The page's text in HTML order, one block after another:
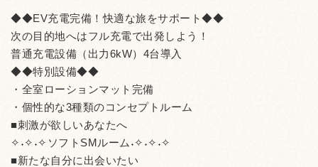
◆◆EV充電完備！快適な旅をサポート◆◆
次の目的地へはフル充電で出発しよう！
普通充電設備（出力6kW）4台導入
◆◆特別設備◆◆
・全室ローションマット完備
・個性的な3種類のコンセプトルーム
■刺激が欲しいあなたへ
✧˖✧˖✧ソフトSMルーム˖✧˖✧˖✧
■新たな自分に出会いたい